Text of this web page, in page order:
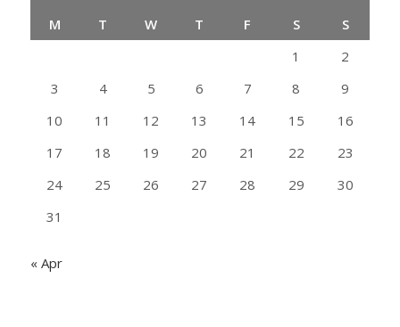
M
T W T F S
S
1
2
3
4 5 6 7 8
9
10
11 12 13 14 15
16
17
18 19 20 21 22
23
24
25 26 27 28 29
30
31
« Apr